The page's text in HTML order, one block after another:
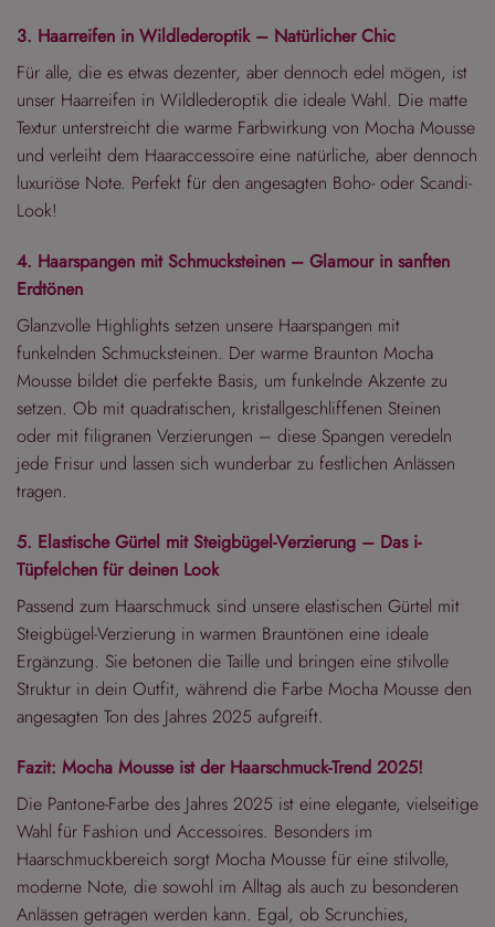
3. Haarreifen in Wildlederoptik – Natürlicher Chic
Für alle, die es etwas dezenter, aber dennoch edel mögen, ist
unser Haarreifen in Wildlederoptik die ideale Wahl. Die matte
Textur unterstreicht die warme Farbwirkung von Mocha Mousse
und verleiht dem Haaraccessoire eine natürliche, aber dennoch
luxuriöse Note. Perfekt für den angesagten Boho- oder Scandi-
Look!
4. Haarspangen mit Schmucksteinen – Glamour in sanften
Erdtönen
Glanzvolle Highlights setzen unsere Haarspangen mit
funkelnden Schmucksteinen. Der warme Braunton Mocha
Mousse bildet die perfekte Basis, um funkelnde Akzente zu
setzen. Ob mit quadratischen, kristallgeschliffenen Steinen
oder mit filigranen Verzierungen – diese Spangen veredeln
jede Frisur und lassen sich wunderbar zu festlichen Anlässen
tragen.
5. Elastische Gürtel mit Steigbügel-Verzierung – Das i-
Tüpfelchen für deinen Look
Passend zum Haarschmuck sind unsere elastischen Gürtel mit
Steigbügel-Verzierung in warmen Brauntönen eine ideale
Ergänzung. Sie betonen die Taille und bringen eine stilvolle
Struktur in dein Outfit, während die Farbe Mocha Mousse den
angesagten Ton des Jahres 2025 aufgreift.
Fazit: Mocha Mousse ist der Haarschmuck-Trend 2025!
Die Pantone-Farbe des Jahres 2025 ist eine elegante, vielseitige
Wahl für Fashion und Accessoires. Besonders im
Haarschmuckbereich sorgt Mocha Mousse für eine stilvolle,
moderne Note, die sowohl im Alltag als auch zu besonderen
Anlässen getragen werden kann. Egal, ob Scrunchies,